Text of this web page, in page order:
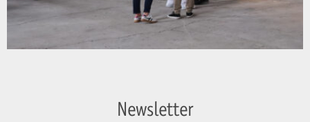
Newsletter